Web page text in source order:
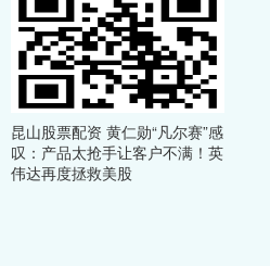
昆山股票配资 黄仁勋“凡尔赛”感
叹：产品太抢手让客户不满！英
伟达再度拯救美股